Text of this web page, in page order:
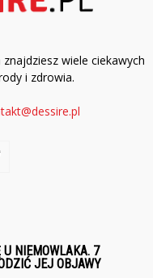
wiele ciekawych
i zdrowia.
NIEMOWLAKA. 7
JEJ OBJAWY